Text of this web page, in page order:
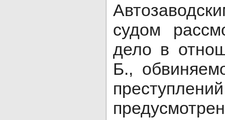
судом
дело в
Б.,